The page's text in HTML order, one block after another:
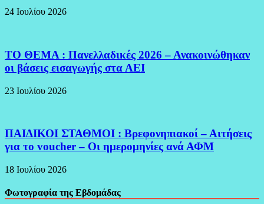
24 Ιουλίου 2026
ΤΟ ΘΕΜΑ : Πανελλαδικές 2026 – Ανακοινώθηκαν
οι βάσεις εισαγωγής στα ΑΕΙ
23 Ιουλίου 2026
ΠΑΙΔΙΚΟΙ ΣΤΑΘΜΟΙ : Βρεφονηπιακοί – Αιτήσεις
για το voucher – Οι ημερομηνίες ανά ΑΦΜ
18 Ιουλίου 2026
Φωτογραφία της Εβδομάδας